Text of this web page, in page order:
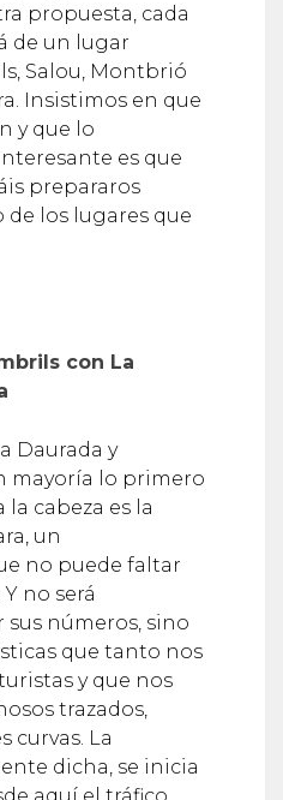
propuesta, cada
de un lugar
Salou, Montbrió
Insistimos en que
y que lo
es que
prepararos
los lugares que
con La
Daurada y
mayoría lo primero
la cabeza es la
un
no puede faltar
no será
números, sino
que tanto nos
y que nos
trazados,
curvas. La
dicha, se inicia